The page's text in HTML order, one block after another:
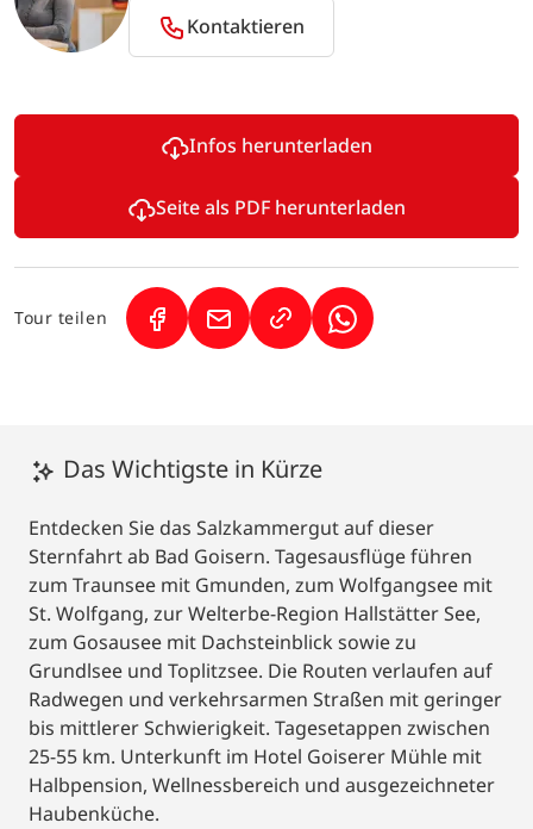
Das Wichtigste in Kürze
Entdecken Sie das Salzkammergut auf dieser
Sternfahrt ab Bad Goisern. Tagesausflüge führen
zum Traunsee mit Gmunden, zum Wolfgangsee mit
St. Wolfgang, zur Welterbe-Region Hallstätter See,
zum Gosausee mit Dachsteinblick sowie zu
Grundlsee und Toplitzsee. Die Routen verlaufen auf
Radwegen und verkehrsarmen Straßen mit geringer
bis mittlerer Schwierigkeit. Tagesetappen zwischen
25-55 km. Unterkunft im Hotel Goiserer Mühle mit
Halbpension, Wellnessbereich und ausgezeichneter
Haubenküche.
Kontaktieren
Infos herunterladen
Seite als PDF herunterladen
Tour teilen (Link öffnet in neuem Tab)
(Link öffnet in neuem Tab)
(Link öffnet in